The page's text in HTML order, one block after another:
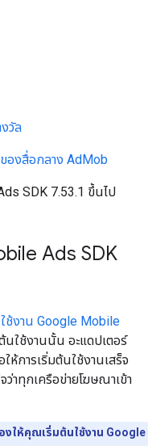
วัล
องสื่อกลาง AdMob
SDK 7.53.1 ขึ้นไป
Ads SDK
ช้งาน Google Mobile
ต้นใช้งานนั้น อะแดปเตอร์
ห้การเริ่มต้นใช้งานเสร็จ
าทุกเครือข่ายโฆษณาเข้า
งให้คุณเริ่มต้นใช้งาน Google